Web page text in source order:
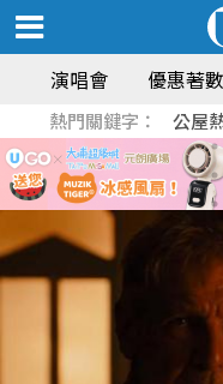
演唱會 優惠著數
熱門關鍵字： 公屋